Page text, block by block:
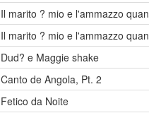
Il marito ? mio e l'ammazzo
Il marito ? mio e l'ammazzo
Dud? e Maggie shake
Canto de Angola, Pt. 2
Fetico da Noite